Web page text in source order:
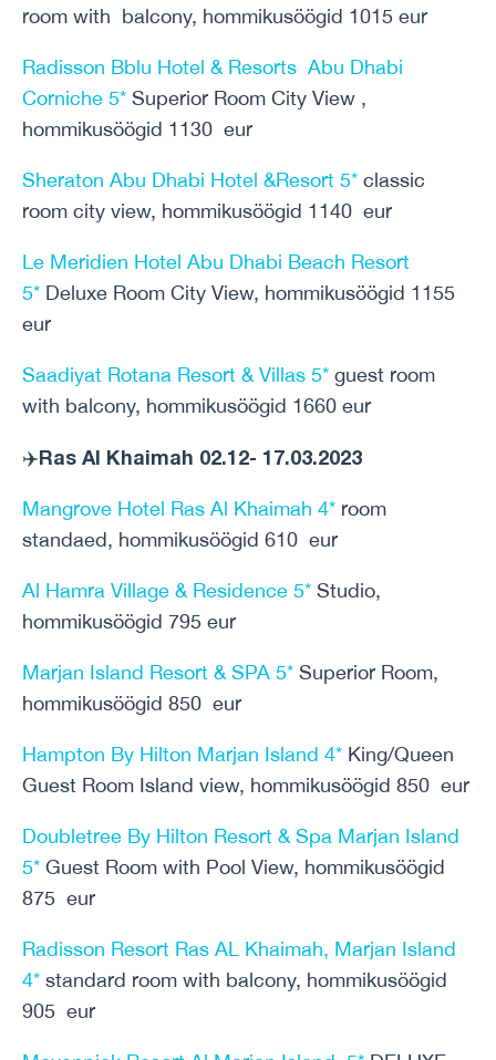
room with balcony, hommikusöögid 1015 eur
Radisson Bblu Hotel & Resorts Abu Dhabi
Corniche 5* Superior Room City View ,
hommikusöögid 1130 eur
Sheraton Abu Dhabi Hotel &Resort 5* classic
room city view, hommikusöögid 1140 eur
Le Meridien Hotel Abu Dhabi Beach Resort
5* Deluxe Room City View, hommikusöögid 1155
eur
Saadiyat Rotana Resort & Villas 5* guest room
with balcony, hommikusöögid 1660 eur
✈️Ras Al Khaimah 02.12- 17.03.2023
Mangrove Hotel Ras Al Khaimah 4* room
standaed, hommikusöögid 610 eur
Al Hamra Village & Residence 5* Studio,
hommikusöögid 795 eur
Marjan Island Resort & SPA 5* Superior Room,
hommikusöögid 850 eur
Hampton By Hilton Marjan Island 4* King/Queen
Guest Room Island view, hommikusöögid 850 eur
Doubletree By Hilton Resort & Spa Marjan Island
5* Guest Room with Pool View, hommikusöögid
875 eur
Radisson Resort Ras AL Khaimah, Marjan Island
4* standard room with balcony, hommikusöögid
905 eur